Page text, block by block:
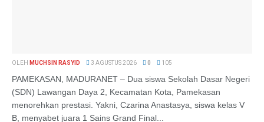
OLEH MUCHSIN RASYID 3 AGUSTUS 2026 0 105
PAMEKASAN, MADURANET – Dua siswa Sekolah Dasar Negeri
(SDN) Lawangan Daya 2, Kecamatan Kota, Pamekasan
menorehkan prestasi. Yakni, Czarina Anastasya, siswa kelas V
B, menyabet juara 1 Sains Grand Final...